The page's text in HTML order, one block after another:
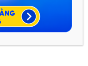
trình ôn thi ĐGNL